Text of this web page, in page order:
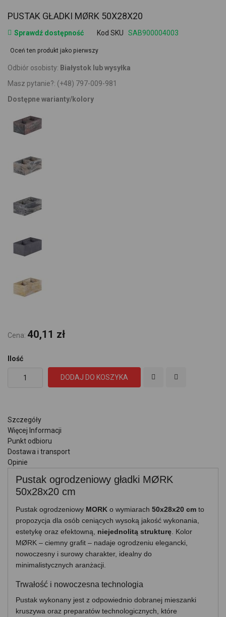
PUSTAK GŁADKI MØRK 50X28X20
Sprawdź dostępność Kod SKU SAB900004003
Oceń ten produkt jako pierwszy
Odbiór osobisty: Białystok lub wysyłka
Masz pytanie?: (+48) 797-009-981
Dostępne warianty/kolory
Cena: 40,11 zł
Ilość
DODAJ DO KOSZYKA
Szczegóły
Więcej Informacji
Punkt odbioru
Dostawa i transport
Opinie
Pustak ogrodzeniowy gładki MØRK
50x28x20 cm
Pustak ogrodzeniowy MORK o wymiarach 50x28x20 cm to
propozycja dla osób ceniących wysoką jakość wykonania,
estetykę oraz efektowną, niejednolitą strukturę . Kolor
MØRK – ciemny grafit – nadaje ogrodzeniu elegancki,
nowoczesny i surowy charakter, idealny do
minimalistycznych aranżacji.
Trwałość i nowoczesna technologia
Pustak wykonany jest z odpowiednio dobranej mieszanki
kruszywa oraz preparatów technologicznych, które